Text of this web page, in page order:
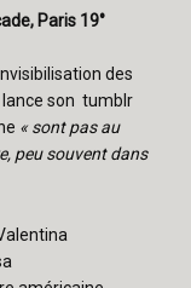
Paris 19°
des
son tumblr
« sont pas au
peu souvent dans